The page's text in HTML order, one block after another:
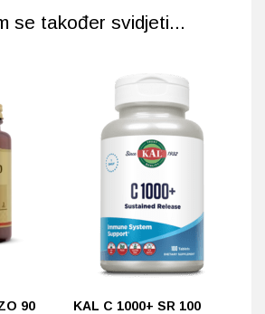
se također svidjeti...
90
KAL C 1000+ SR 100